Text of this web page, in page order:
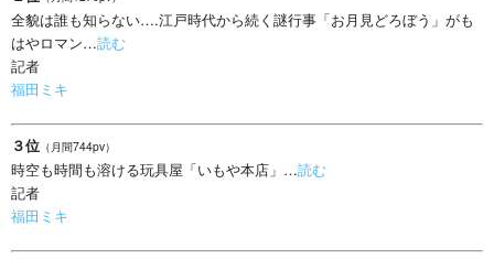
全貌は誰も知らない….江戸時代から続く謎行事「お月見どろぼう」がも
はやロマン…読む
記者
福田ミキ
３位 （月間744pv）
時空も時間も溶ける玩具屋「いもや本店」…読む
記者
福田ミキ